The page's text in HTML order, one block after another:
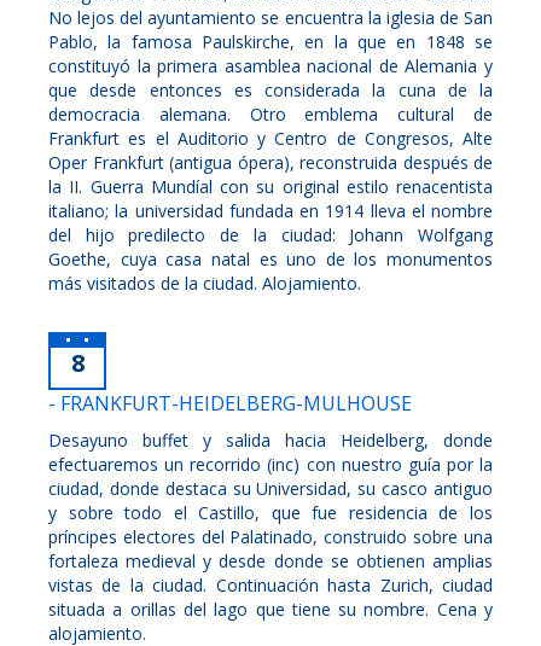
No lejos del ayuntamiento se encuentra la iglesia de San
Pablo, la famosa Paulskirche, en la que en 1848 se
constituyó la primera asamblea nacional de Alemania y
que desde entonces es considerada la cuna de la
democracia alemana. Otro emblema cultural de
Frankfurt es el Auditorio y Centro de Congresos, Alte
Oper Frankfurt (antigua ópera), reconstruida después de
la II. Guerra Mundíal con su original estilo renacentista
italiano; la universidad fundada en 1914 lleva el nombre
del hijo predilecto de la ciudad: Johann Wolfgang
Goethe, cuya casa natal es uno de los monumentos
más visitados de la ciudad. Alojamiento.
8
- FRANKFURT-HEIDELBERG-MULHOUSE
Desayuno buffet y salida hacia Heidelberg, donde
efectuaremos un recorrido (inc) con nuestro guía por la
ciudad, donde destaca su Universidad, su casco antiguo
y sobre todo el Castillo, que fue residencia de los
príncipes electores del Palatinado, construido sobre una
fortaleza medieval y desde donde se obtienen amplias
vistas de la ciudad. Continuación hasta Zurich, ciudad
situada a orillas del lago que tiene su nombre. Cena y
alojamiento.